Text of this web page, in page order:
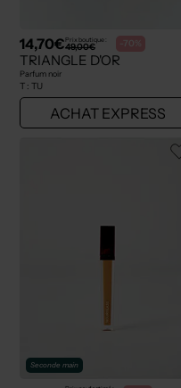
14,70€Prix boutique :
49,00€ -70%
TRIANGLE D'OR
Parfum noir
T : TU
ACHAT EXPRESS
Seconde main